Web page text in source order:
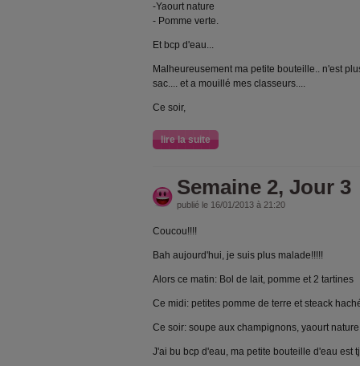
-Yaourt nature
- Pomme verte.
Et bcp d'eau...
Malheureusement ma petite bouteille.. n'est
sac.... et a mouillé mes classeurs....
Ce soir,
lire la suite
Semaine 2, Jour 3
publié le 16/01/2013 à 21:20
Coucou!!!!
Bah aujourd'hui, je suis plus malade!!!!!
Alors ce matin: Bol de lait, pomme et 2 tartines
Ce midi: petites pomme de terre et steack
Ce soir: soupe aux champignons, yaourt
J'ai bu bcp d'eau, ma petite bouteille d'eau est